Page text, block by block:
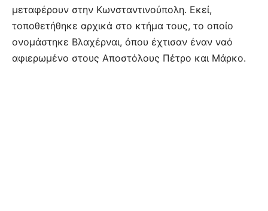
μεταφέρουν στην Κωνσταντινούπολη. Εκεί,
τοποθετήθηκε αρχικά στο κτήμα τους, το οποίο
ονομάστηκε Βλαχέρναι, όπου έχτισαν έναν ναό
αφιερωμένο στους Αποστόλους Πέτρο και Μάρκο.